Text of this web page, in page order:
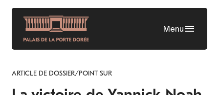
Aller
contenu
principal
Menu
ARTICLE DE DOSSIER/POINT SUR